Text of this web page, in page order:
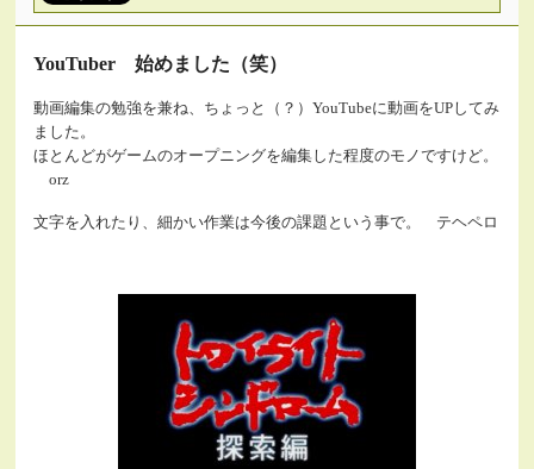
YouTuber 始めました（笑）
動画編集の勉強を兼ね、ちょっと（？）YouTubeに動画をUPしてみ
ました。
ほとんどがゲームのオープニングを編集した程度のモノですけど。
orz
文字を入れたり、細かい作業は今後の課題という事で。 テヘペロ